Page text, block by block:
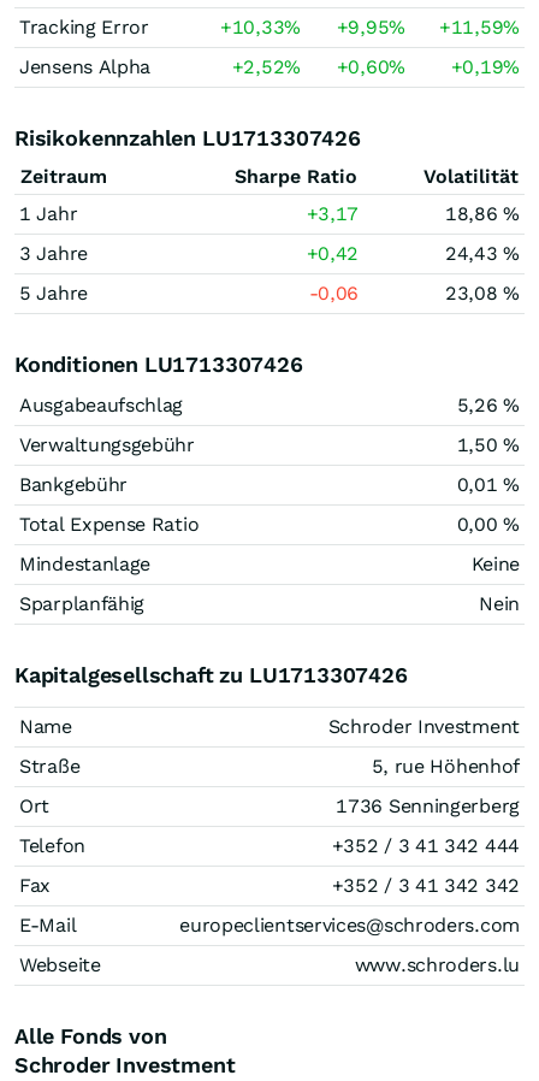
Tracking Error
+10,33% +9,95% +11,59%
Jensens Alpha
+2,52% +0,60% +0,19%
Risikokennzahlen LU1713307426
Zeitraum Sharpe Ratio
Volatilität
1 Jahr
+3,17
18,86 %
3 Jahre
+0,42
24,43 %
5 Jahre
-0,06 23,08 %
Konditionen LU1713307426
Ausgabeaufschlag
5,26 %
Verwaltungsgebühr
1,50 %
Bankgebühr
0,01 %
Total Expense Ratio
0,00 %
Mindestanlage
Keine
Sparplanfähig
Nein
Kapitalgesellschaft zu LU1713307426
Name
Schroder Investment
Straße
5, rue Höhenhof
Ort
1736 Senningerberg
Telefon
+352 / 3 41 342 444
Fax
+352 / 3 41 342 342
E-Mail
europeclientservices@schroders.com
Webseite
www.schroders.lu
Alle Fonds von
Schroder Investment